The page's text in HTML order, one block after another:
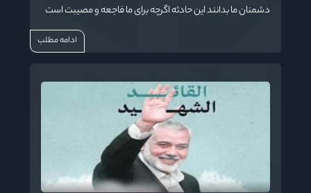
دشمنان ما بدانند این حادثه اگرچه برای ما فاجعه و مصیبت است
اما برای جبهه مقاومت و مسلمین ضربه نیست و باعث تقویت
ادامه مطلب